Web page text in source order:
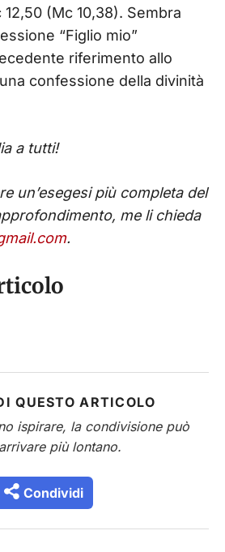
(Mc 10,38). Sembra
“Figlio mio”
riferimento allo
confessione della divinità
a tutti!
un’esegesi più completa del
me li chieda
.
QUESTO ARTICOLO
ispirare, la condivisione può
più lontano.
Condividi